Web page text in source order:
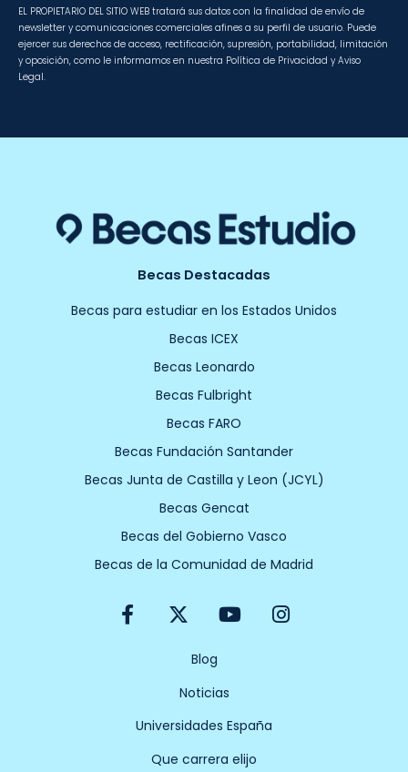
EL PROPIETARIO DEL SITIO WEB tratará sus datos con la finalidad de envío de
newsletter y comunicaciones comerciales afines a su perfil de usuario. Puede
ejercer sus derechos de acceso, rectificación, supresión, portabilidad, limitación
y oposición, como le informamos en nuestra Política de Privacidad y Aviso
Legal.
Becas Destacadas
Becas para estudiar en los Estados Unidos
Becas ICEX
Becas Leonardo
Becas Fulbright
Becas FARO
Becas Fundación Santander
Becas Junta de Castilla y Leon (JCYL)
Becas Gencat
Becas del Gobierno Vasco
Becas de la Comunidad de Madrid
F
a
o
X
-
w
i
t
t
r
Y
o
u
b
e
I
n
Blog
Noticias
Universidades España
Que carrera elijo